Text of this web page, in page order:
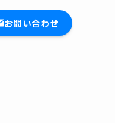
お問い合わせ